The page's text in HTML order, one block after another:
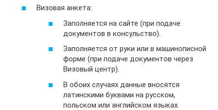
Визовая анкета:
Заполняется на сайте (при подаче
документов в консульство).
Заполняется от руки или в машинописной
форме (при подаче документов через
Визовый центр).
В обоих случаях данные вносятся
латинскими буквами на русском,
польском или английском языках.